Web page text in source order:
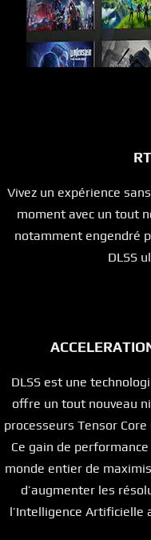
Vivez un expérience
moment avec un tout
notamment engendré
DLSS
DLSS est une
offre un tout nouveau
processeurs Tensor Core
Ce gain de
monde entier de
d’augmenter les
l’Intelligence Artificielle